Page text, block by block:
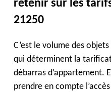
retenir sur les
21250
C’est le volume des
qui déterminent la
débarras d’appartement.
prendre en compte